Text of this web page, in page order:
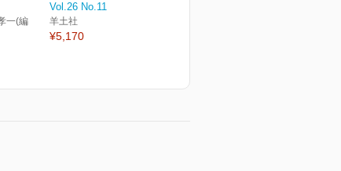
一(編
Vol.26 No.11
羊土社
¥5,170